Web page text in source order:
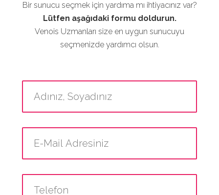
Bir sunucu seçmek için yardıma mı ihtiyacınız var?
Lütfen aşağıdaki formu doldurun.
Venois Uzmanları size en uygun sunucuyu
seçmenizde yardımcı olsun.